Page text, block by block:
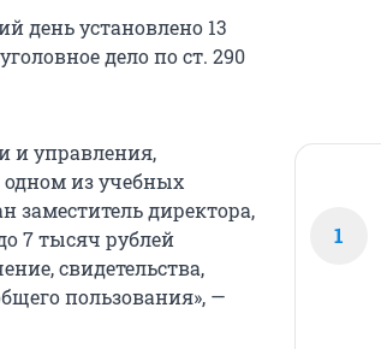
день установлено 13
дело по ст. 290
и управления,
из учебных
заместитель директора,
7 тысяч рублей
свидетельства,
пользования», —
1